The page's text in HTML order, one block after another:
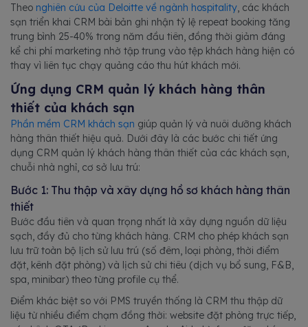
Theo nghiên cứu của Deloitte về ngành hospitality, các khách
sạn triển khai CRM bài bản ghi nhận tỷ lệ repeat booking tăng
trung bình 25-40% trong năm đầu tiên, đồng thời giảm đáng
kể chi phí marketing nhờ tập trung vào tệp khách hàng hiện có
thay vì liên tục chạy quảng cáo thu hút khách mới.
Ứng dụng CRM quản lý khách hàng thân
thiết của khách sạn
Phần mềm CRM khách sạn giúp quản lý và nuôi dưỡng khách
hàng thân thiết hiệu quả. Dưới đây là các bước chi tiết ứng
dụng CRM quản lý khách hàng thân thiết của các khách sạn,
chuỗi nhà nghỉ, cơ sở lưu trú:
Bước 1: Thu thập và xây dựng hồ sơ khách hàng thân
thiết
Bước đầu tiên và quan trọng nhất là xây dựng nguồn dữ liệu
sạch, đầy đủ cho từng khách hàng. CRM cho phép khách sạn
lưu trữ toàn bộ lịch sử lưu trú (số đêm, loại phòng, thời điểm
đặt, kênh đặt phòng) và lịch sử chi tiêu (dịch vụ bổ sung, F&B,
spa, minibar) theo từng profile cụ thể.
Điểm khác biệt so với PMS truyền thống là CRM thu thập dữ
liệu từ nhiều điểm chạm đồng thời: website đặt phòng trực tiếp,